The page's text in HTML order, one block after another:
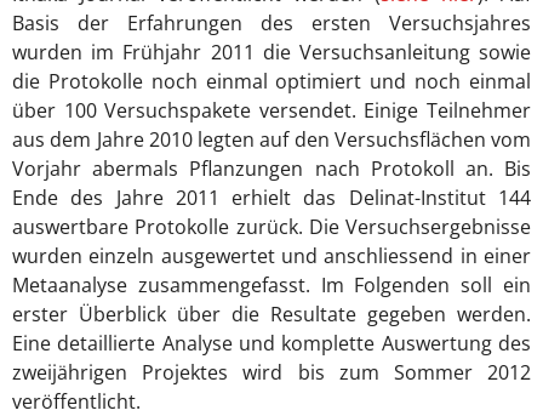
Basis der Erfahrungen des ersten Versuchsjahres
wurden im Frühjahr 2011 die Versuchsanleitung sowie
die Protokolle noch einmal optimiert und noch einmal
über 100 Versuchspakete versendet. Einige Teilnehmer
aus dem Jahre 2010 legten auf den Versuchsflächen vom
Vorjahr abermals Pflanzungen nach Protokoll an. Bis
Ende des Jahre 2011 erhielt das Delinat-Institut 144
auswertbare Protokolle zurück. Die Versuchsergebnisse
wurden einzeln ausgewertet und anschliessend in einer
Metaanalyse zusammengefasst. Im Folgenden soll ein
erster Überblick über die Resultate gegeben werden.
Eine detaillierte Analyse und komplette Auswertung des
zweijährigen Projektes wird bis zum Sommer 2012
veröffentlicht.